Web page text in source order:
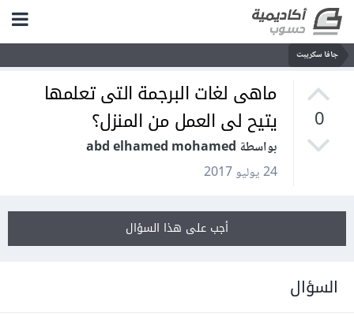
جافا سكريبت
0
ماهى لغات البرجمة التى تعلمها
يتيح لى العمل من المنزل؟
بواسطة abd elhamed mohamed
24 يوليو 2017
أجب على هذا السؤال
السؤال